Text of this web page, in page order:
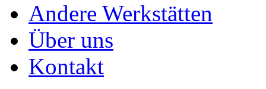
Andere Werkstätten
Über uns
Kontakt